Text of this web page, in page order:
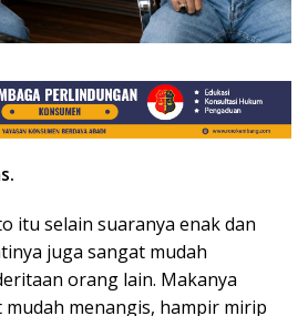
itu selain suaranya enak dan
juga sangat mudah
orang lain. Makanya
menangis, hampir mirip